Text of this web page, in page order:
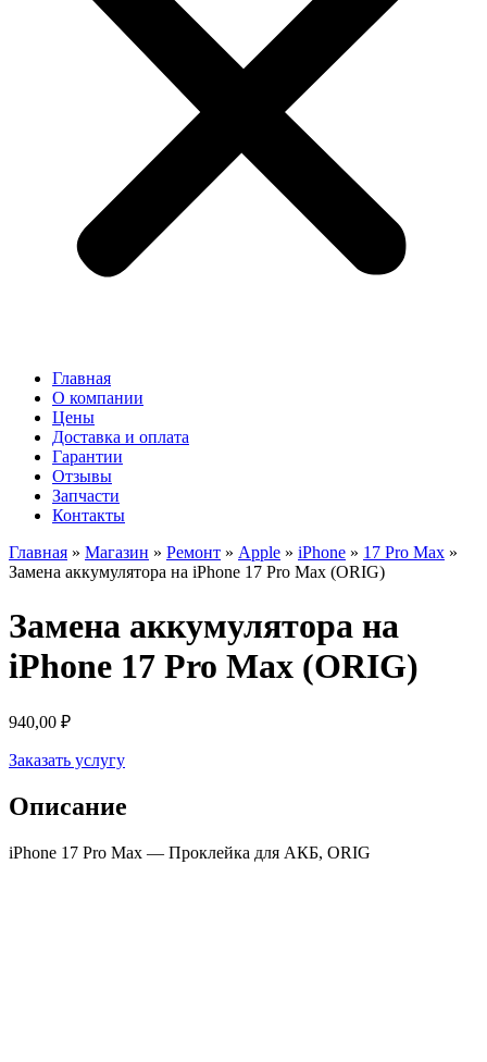
Главная
О компании
Цены
Доставка и оплата
Гарантии
Отзывы
Запчасти
Контакты
Главная » Магазин » Ремонт » Apple » iPhone » 17 Pro Max »
Замена аккумулятора на iPhone 17 Pro Max (ORIG)
Замена аккумулятора на
iPhone 17 Pro Max (ORIG)
940,00 ₽
Заказать услугу
Описание
iPhone 17 Pro Max — Проклейка для АКБ, ORIG